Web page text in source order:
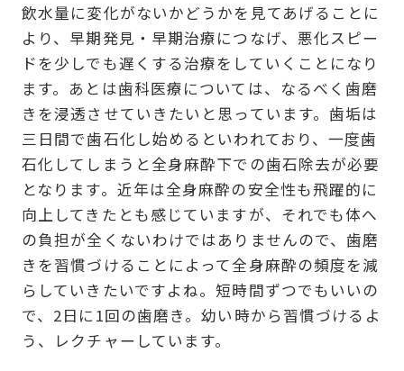
飲水量に変化がないかどうかを見てあげることに
より、早期発見・早期治療につなげ、悪化スピー
ドを少しでも遅くする治療をしていくことになり
ます。あとは歯科医療については、なるべく歯磨
きを浸透させていきたいと思っています。歯垢は
三日間で歯石化し始めるといわれており、一度歯
石化してしまうと全身麻酔下での歯石除去が必要
となります。近年は全身麻酔の安全性も飛躍的に
向上してきたとも感じていますが、それでも体へ
の負担が全くないわけではありませんので、歯磨
きを習慣づけることによって全身麻酔の頻度を減
らしていきたいですよね。短時間ずつでもいいの
で、2日に1回の歯磨き。幼い時から習慣づけるよ
う、レクチャーしています。